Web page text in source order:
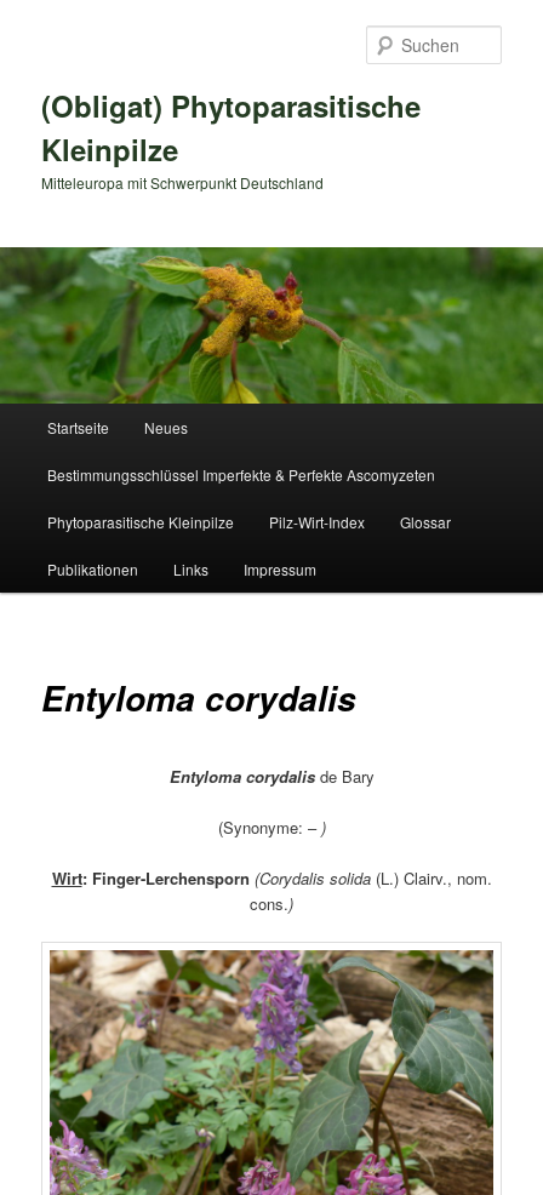
(Obligat) Phytoparasitische
Kleinpilze
Mitteleuropa mit Schwerpunkt Deutschland
Startseite Neues
Bestimmungsschlüssel Imperfekte & Perfekte Ascomyzeten
Phytoparasitische Kleinpilze Pilz-Wirt-Index Glossar
Publikationen Links Impressum
Entyloma corydalis
Entyloma corydalisde Bary
(Synonyme: –)
Wirt: Finger-Lerchensporn (Corydalis solida (L.) Clairv., nom.
cons.)